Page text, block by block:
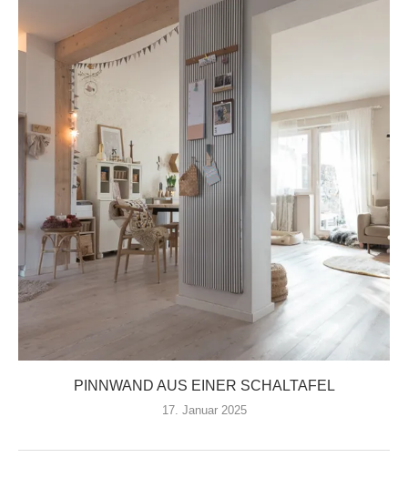
PINNWAND AUS EINER SCHALTAFEL
17. Januar 2025